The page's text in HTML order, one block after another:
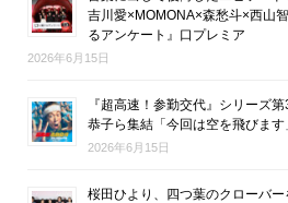
吉川愛×MOMONA×森愁斗×西山
るアンケート』口プレミア
2026年6月15日
『超高速！参勤交代』シリーズ
恭子ら集結「今回は空を飛びま
2026年6月15日
桜田ひより、四つ葉のクローバ